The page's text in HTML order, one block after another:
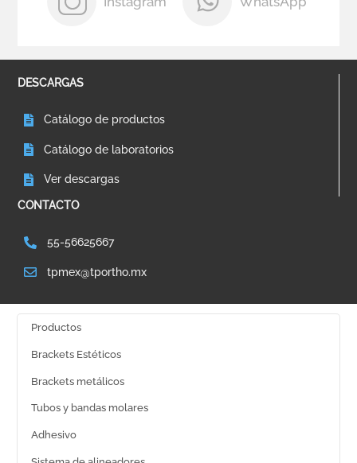
DESCARGAS
Catálogo de productos
Catálogo de laboratorios
Ver descargas
CONTACTO
55-56625667
tpmex@tportho.mx
Productos
Brackets Estéticos
Brackets metálicos
Tubos y bandas molares
Adhesivo